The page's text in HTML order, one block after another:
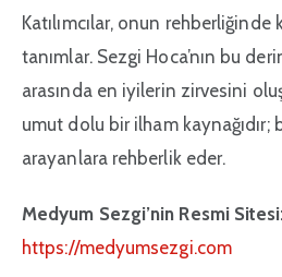
Katılımcılar, onun
tanımlar. Sezgi Hoca’nın bu
arasında en iyilerin zirvesini
umut dolu bir ilham kaynağıdır;
arayanlara rehberlik eder.
Medyum Sezgi’nin Resmi
https://medyumsezgi.com